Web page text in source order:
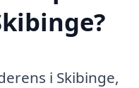
i Skibinge,